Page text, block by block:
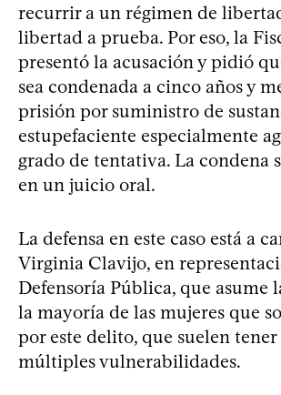
recurrir a un régimen de
libertad a prueba. Por eso, la
presentó la acusación y pidió
sea condenada a cinco años y
prisión por suministro de
estupefaciente especialmente
grado de tentativa. La condena
en un juicio oral.
La defensa en este caso está a
Virginia Clavijo, en
Defensoría Pública, que asume
la mayoría de las mujeres que
por este delito, que suelen
múltiples vulnerabilidades.